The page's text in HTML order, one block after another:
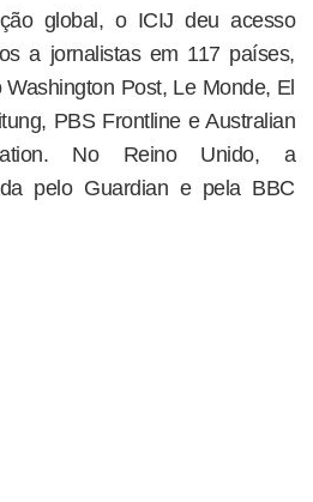
global, o ICIJ deu acesso
a jornalistas em 117 países,
Post, Le Monde, El
PBS Frontline e Australian
No Reino Unido, a
pelo Guardian e pela BBC